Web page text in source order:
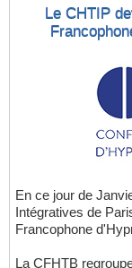
Le CHTIP
En ce jour de
Intégratives de
Francophone
La CFHTB